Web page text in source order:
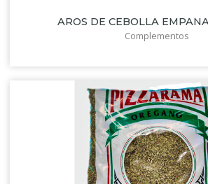
AROS DE CEBOLLA
Complementos